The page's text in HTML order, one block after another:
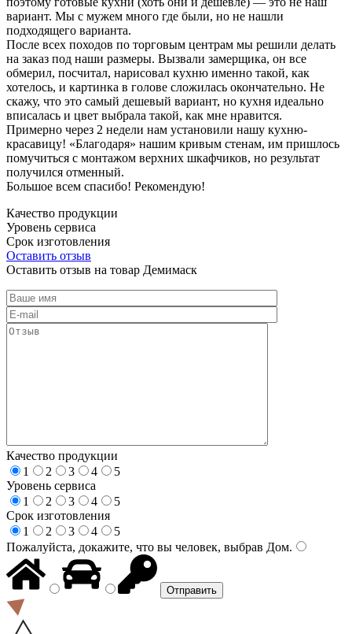
вариант. Мы с мужем много где были, но не нашли
подходящего варианта.
После всех походов по торговым центрам мы решили делать
на заказ под наши размеры. Вызвали замерщика, он все
обмерил, посчитал, нарисовал кухню именно такой, как
хотелось, и картинка в голове сложилась окончательно. Не
скажу, что это самый дешевый вариант, но кухня идеально
вписалась и цвет выбрала такой, как мне нравится.
Примерно через 2 недели нам установили нашу кухню-
красавицу! «Благодаря» нашим кривым стенам, им пришлось
помучиться с монтажом верхних шкафчиков, но результат
получился отменный.
Большое всем спасибо! Рекомендую!
Качество продукции
Уровень сервиса
Срок изготовления
Оставить отзыв
Оставить отзыв на товар Демимаск
Качество продукции
1
2 3 4
5
Уровень сервиса
1
2 3 4
5
Срок изготовления
1
2 3 4
5
Пожалуйста, докажите, что вы человек, выбрав Дом.